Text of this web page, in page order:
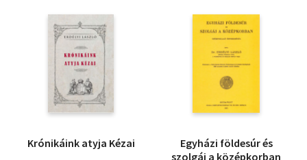
Krónikáink atyja Kézai
Egyházi földesúr és
szolgái a középkorban